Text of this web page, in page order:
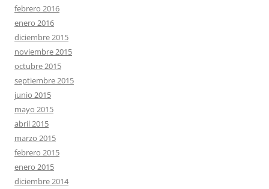
febrero 2016
enero 2016
diciembre 2015
noviembre 2015
octubre 2015
septiembre 2015
junio 2015
mayo 2015
abril 2015
marzo 2015
febrero 2015
enero 2015
diciembre 2014